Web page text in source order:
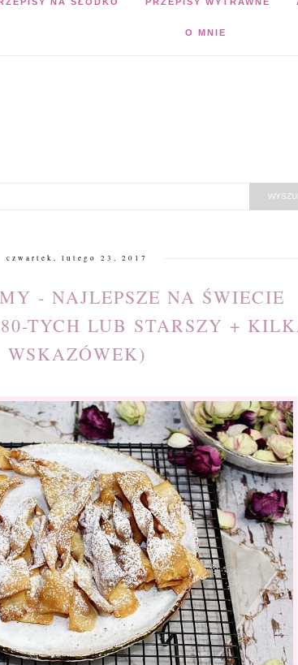
O MNIE
czwartek, lutego 23, 2017
- NAJLEPSZE NA ŚWIECIE
TYCH LUB STARSZY +
WSKAZÓWEK)